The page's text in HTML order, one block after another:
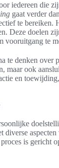
iedereen die
gaat verder
te bereiken.
Deze doelen
vooruitgang te
te denken over
maar ook
en
diverse
is gericht